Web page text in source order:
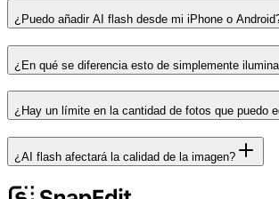
¿Puedo añadir AI flash desde mi iPhone o
¿En qué se diferencia esto de simplemente
¿Hay un límite en la cantidad de fotos que puedo
¿AI flash afectará la calidad de la imagen?